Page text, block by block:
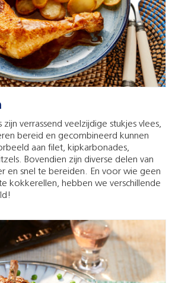
verrassend veelzijdige stukjes vlees,
bereid en gecombineerd kunnen
aan filet, kipkarbonades,
Bovendien zijn diverse delen van
en snel te bereiden. En voor wie geen
kokkerellen, hebben we verschillende